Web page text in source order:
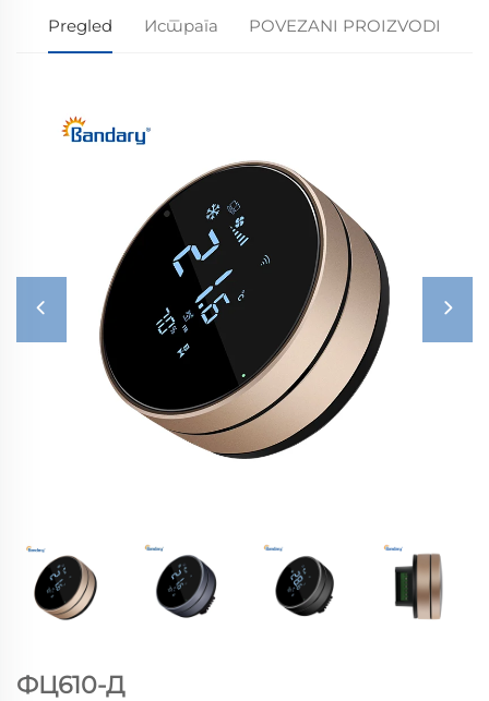
Pregled Истрага POVEZANI PROIZVODI
ФЦ610-Д